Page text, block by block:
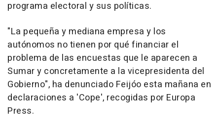
programa electoral y sus políticas.
"La pequeña y mediana empresa y los
autónomos no tienen por qué financiar el
problema de las encuestas que le aparecen a
Sumar y concretamente a la vicepresidenta del
Gobierno", ha denunciado Feijóo esta mañana en
declaraciones a 'Cope', recogidas por Europa
Press.